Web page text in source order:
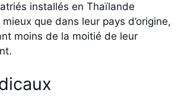
installés en Thaïlande
que dans leur pays d’origine,
moins de la moitié de leur